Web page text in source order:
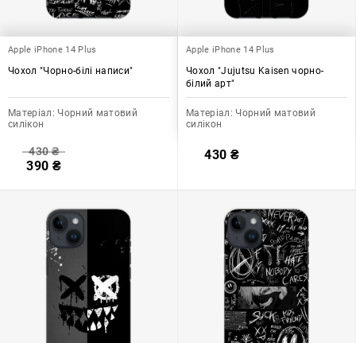
Apple iPhone 14 Plus
Чохол "Чорно-білі написи"
Матеріал: Чорний матовий
силікон
430₴
390 ₴
Apple iPhone 14 Plus
Чохол "Jujutsu Kaisen чорно-
білий арт"
Матеріал: Чорний матовий
силікон
430 ₴